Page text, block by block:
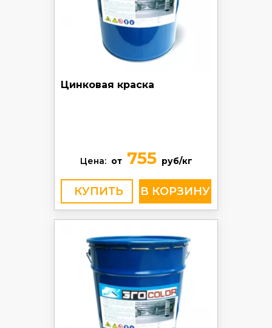
Цинковая краска
Цена: от755 руб/кг
КУПИТЬ